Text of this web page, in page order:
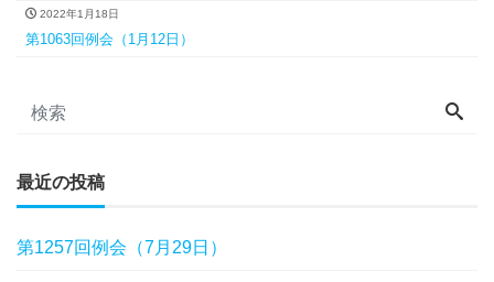
2022年1月18日
第1063回例会（1月12日）
最近の投稿
第1257回例会（7月29日）